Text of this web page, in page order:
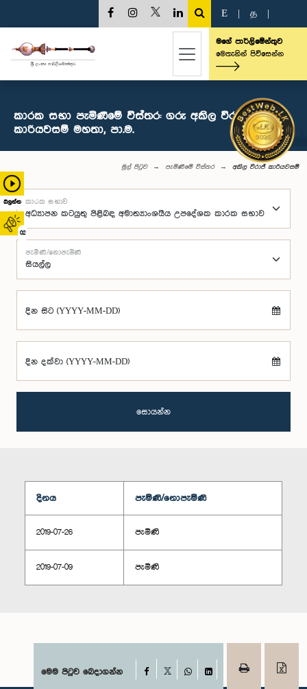
බලන්න
02
E த
මගේ පාර්ලිමේන්තුව
මෙතැනින් පිවිසෙන්න
කාරක සභා පැමිණීමේ විස්තර: ගරු අකිල විරාජ්
කාරියවසම් මහතා, පා.ම.
මුල් පිටුව පැමිණීමේ විස්තර අකිල විරාජ් කාරියවසම්
කාරක සභාව
පැමිණි/නොපැමිණි
දින සිට (YYYY-MM-DD)
දින දක්වා (YYYY-MM-DD)
සොයන්න
දිනය පැමිණි/නොපැමිණි
2019-07-26 පැමිණි
2019-07-09 පැමිණි
මෙම පිටුව බෙදාගන්න Facebook
WhatsAppLinkedIn